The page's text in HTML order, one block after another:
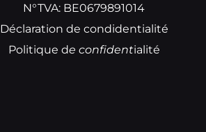
N°TVA: BE0679891014
Déclaration de condidentialité
Politique de confidentialité